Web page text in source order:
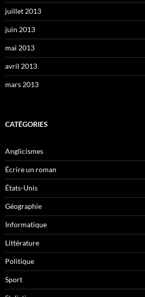
juillet 2013
juin 2013
mai 2013
avril 2013
mars 2013
CATÉGORIES
Anglicismes
Écrire un roman
États-Unis
Géographie
Informatique
Littérature
Politique
Sport